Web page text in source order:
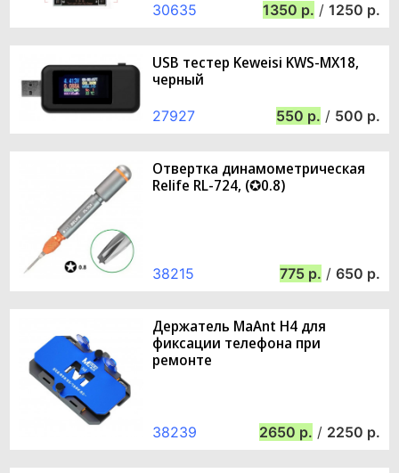
30635 1350 / 1250
USB тестер Keweisi KWS-MX18,
черный
27927 550 / 500
Отвертка динамометрическая
Relife RL-724, (✪0.8)
38215 775 / 650
Держатель MaAnt H4 для
фиксации телефона при
ремонте
38239 2650 / 2250